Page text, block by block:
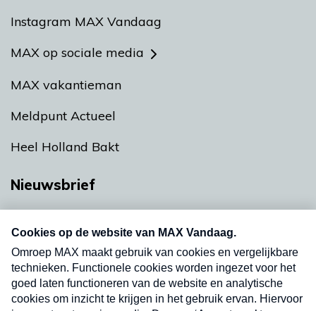
Instagram MAX Vandaag
MAX op sociale media
MAX vakantieman
Meldpunt Actueel
Heel Holland Bakt
Nieuwsbrief
Neem hier een gratis abonnement op onze
nieuwsbrief. Elke vrijdag- en dinsdagochtend in
uw mailbox.
Verzend